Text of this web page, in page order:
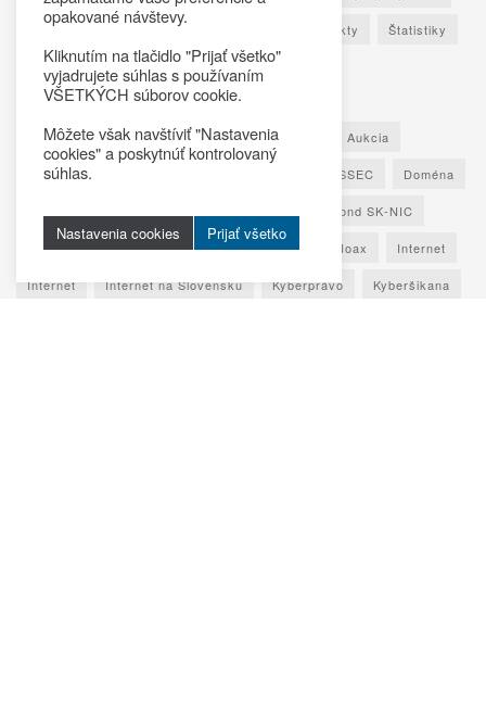
Zábava Úspešne a bezpečne Ďalšie projekty Štatistiky
Populárne značky
Akadémia Virtuálneho Slovenska Aplikácia Aukcia
Bezpečnosť DNSSEC Doména
Fond SK-NIC
Grooming Hacker Heslo História Hoax Internet
Internet Internet na Slovensku Kyberprávo Kyberšikana
opakované návštevy.
Kliknutím na tlačidlo "Prijať všetko"
vyjadrujete súhlas s používaním
VŠETKÝCH súborov cookie.
Môžete však navštíviť "Nastavenia
cookies" a poskytnúť kontrolovaný
súhlas.
Nastavenia cookies Prijať všetko